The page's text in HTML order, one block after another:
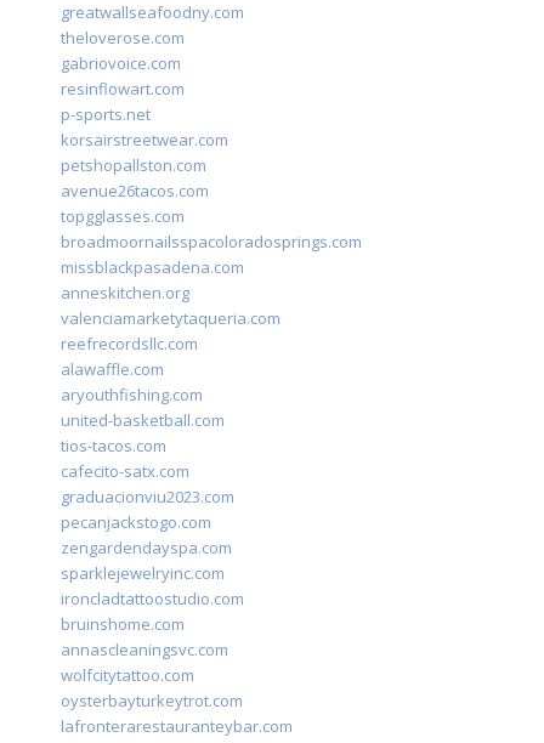
greatwallseafoodny.com
theloverose.com
gabriovoice.com
resinflowart.com
p-sports.net
korsairstreetwear.com
petshopallston.com
avenue26tacos.com
topgglasses.com
broadmoornailsspacoloradosprings.com
missblackpasadena.com
anneskitchen.org
valenciamarketytaqueria.com
reefrecordsllc.com
alawaffle.com
aryouthfishing.com
united-basketball.com
tios-tacos.com
cafecito-satx.com
graduacionviu2023.com
pecanjackstogo.com
zengardendayspa.com
sparklejewelryinc.com
ironcladtattoostudio.com
bruinshome.com
annascleaningsvc.com
wolfcitytattoo.com
oysterbayturkeytrot.com
lafronterarestauranteybar.com